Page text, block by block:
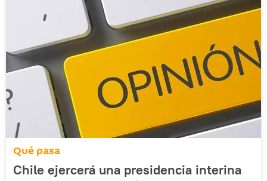
Qué pasa
Chile ejercerá una presidencia interina